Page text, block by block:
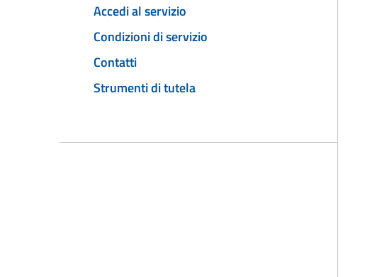
Accedi al servizio
Condizioni di servizio
Contatti
Strumenti di tutela